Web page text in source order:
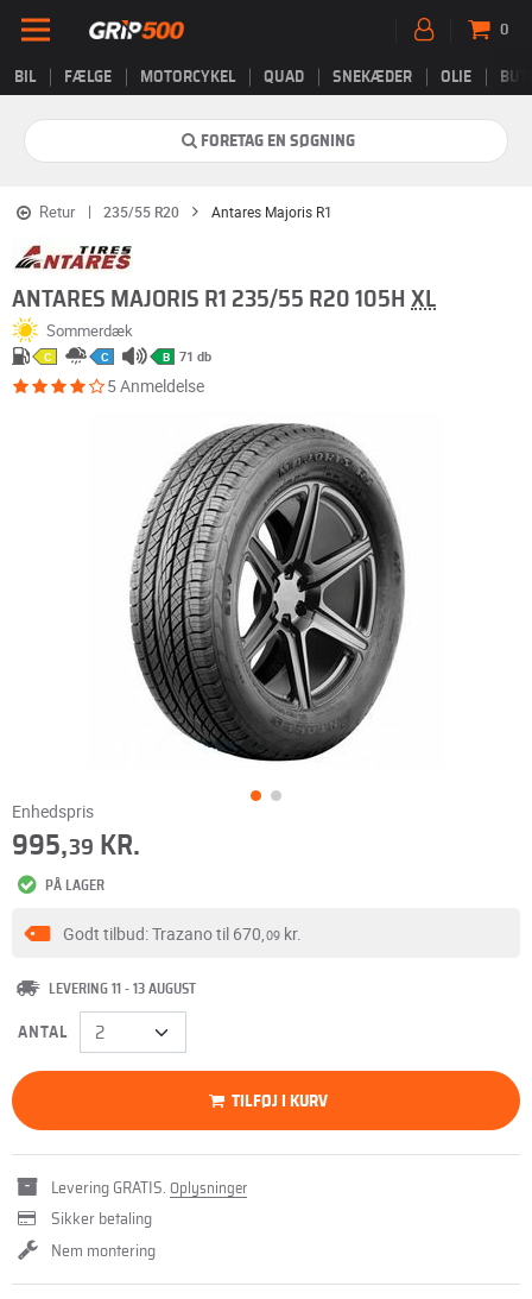
BIL FÆLGE MOTORCYKEL QUAD SNEKÆDER OLIE
0
FORETAG EN SØGNING
Retur 235/55 R20 Antares Majoris R1
ANTARES MAJORIS R1 235/55 R20 105H XL
Sommerdæk
C C B 71 db
5 Anmeldelse
Enhedspris
995,39 KR.
PÅ LAGER
Godt tilbud: Trazano til 670,09kr.
LEVERING 11 - 13 AUGUST
ANTAL
TILFØJ I KURV
Levering GRATIS. Oplysninger
Sikker betaling
Nem montering